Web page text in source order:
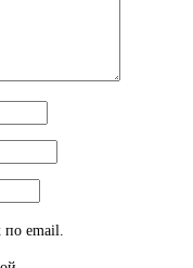
email.